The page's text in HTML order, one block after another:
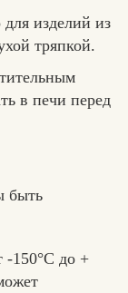
изделий из
тряпкой.
в печи перед
быть
-150°C до +